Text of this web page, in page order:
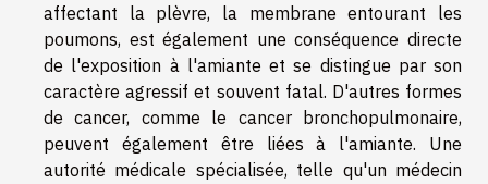
affectant la plèvre, la membrane entourant les
poumons, est également une conséquence directe
de l'exposition à l'amiante et se distingue par son
caractère agressif et souvent fatal. D'autres formes
de cancer, comme le cancer bronchopulmonaire,
peuvent également être liées à l'amiante. Une
autorité médicale spécialisée, telle qu'un médecin